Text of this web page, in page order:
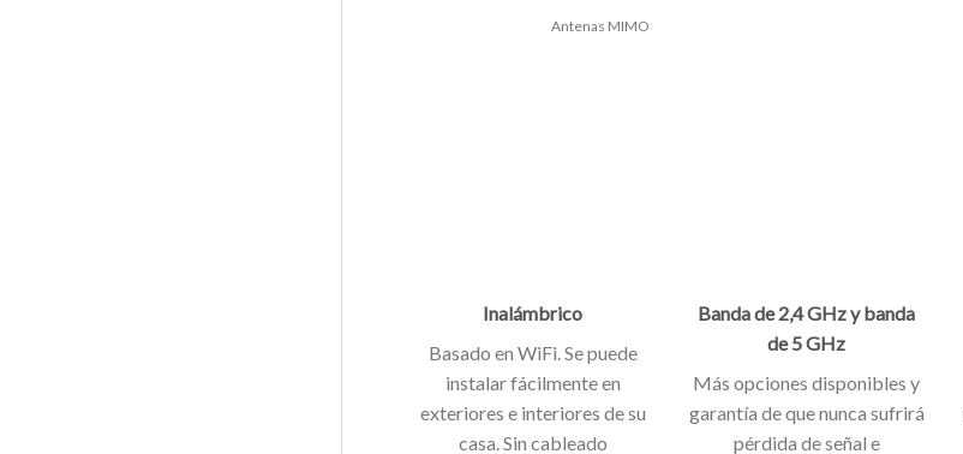
Antenas MIMO
Inalámbrico
Basado en WiFi. Se puede
instalar fácilmente en
exteriores e interiores de su
casa. Sin cableado
Banda de 2,4 GHz y banda
de 5 GHz
Más opciones disponibles y
garantía de que nunca sufrirá
pérdida de señal e